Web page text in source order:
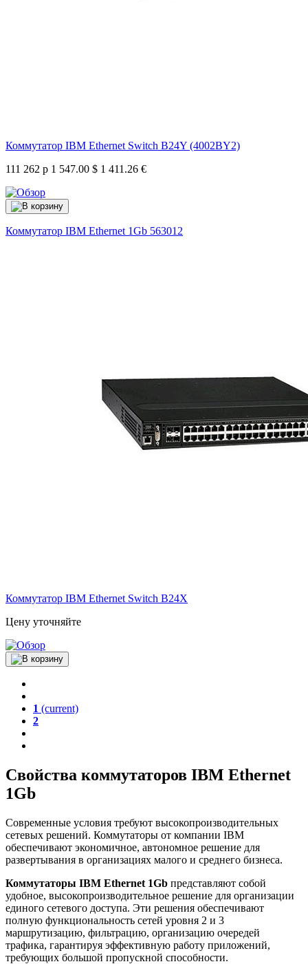
Коммутатор IBM Ethernet Switch B24Y (4002BY2)
111 262 р 1 547.00 $ 1 411.26 €
Коммутатор IBM Ethernet 1Gb 563012
Коммутатор IBM Ethernet Switch B24X
Цену уточняйте
1 (current)
2
Свойства коммутаторов IBM Ethernet
1Gb
Современные условия требуют высокопроизводительных
сетевых решений. Коммутаторы от компании IBM
обеспечивают экономичное, автономное решение для
развертывания в организациях малого и среднего бизнеса.
Коммутаторы IBM Ethernet 1Gb представляют собой
удобное, высокопроизводительное решение для организации
единого сетевого доступа. Эти решения обеспечивают
полную функциональность сетей уровня 2 и 3
маршрутизацию, фильтрацию, организацию очередей
трафика, гарантируя эффективную работу приложений,
требующих большой пропускной способности.